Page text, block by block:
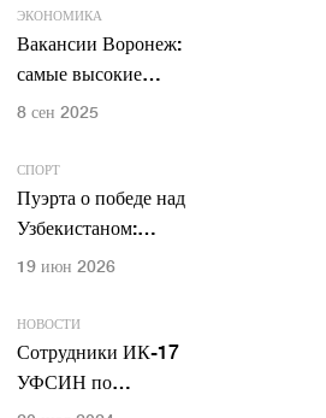
основателей
Киево‑Печерской
лавры
ЭКОНОМИКА
Вакансии Воронеж:
самые высокие
зарплаты 2025 —
косметологов
8 сен 2025
СПОРТ
Пуэрта о победе над
Узбекистаном:
«Доминировали в
19 июн 2026
НОВОСТИ
Сотрудники ИК-17
УФСИН по
Мурманской